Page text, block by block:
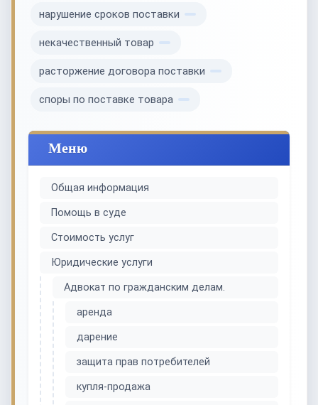
нарушение сроков поставки
некачественный товар
расторжение договора поставки
споры по поставке товара
Меню
Общая информация
Помощь в суде
Стоимость услуг
Юридические услуги
Адвокат по гражданским делам.
аренда
дарение
защита прав потребителей
купля-продажа